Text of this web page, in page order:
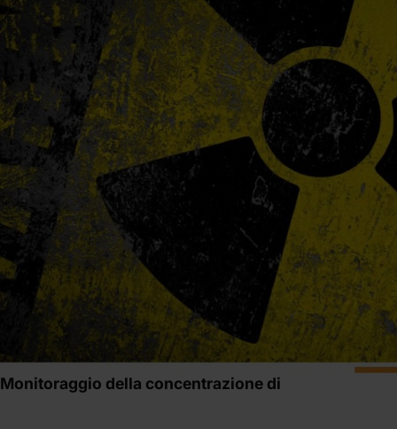
Monitoraggio della concentrazione di